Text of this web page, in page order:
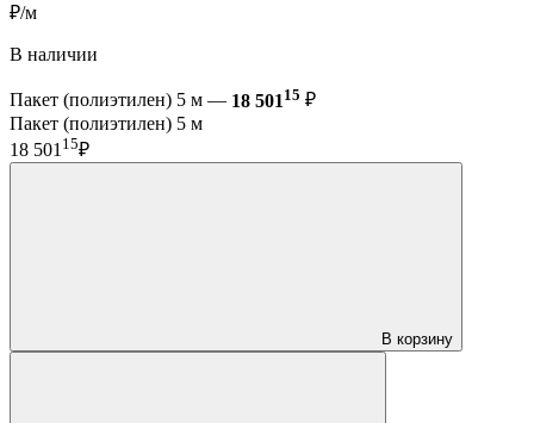
₽/м
В наличии
Пакет (полиэтилен) 5 м — 18 501 15 ₽
Пакет (полиэтилен) 5 м
18 501 15₽
В корзину